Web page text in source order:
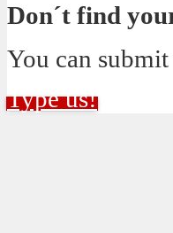
Don´t find
You can
Type us!